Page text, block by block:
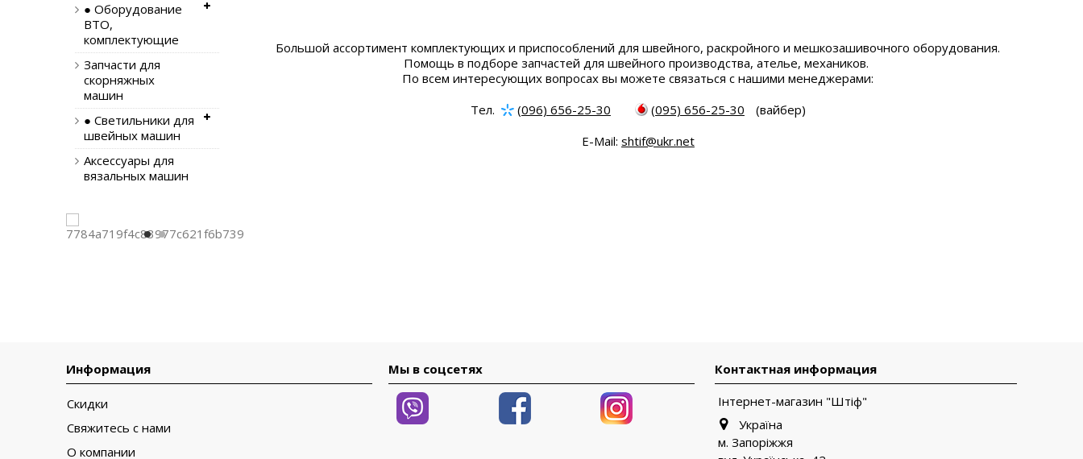
Большой ассортимент комплектующих и приспособлений для швейного, раскройного и мешкозашивочного оборудования.
Помощь в подборе запчастей для швейного производства, ателье, механиков.
По всем интересующих вопросах вы можете связаться с нашими менеджерами:
Тел.
(096) 656-25-30 (095) 656-25-30
(вайбер)
E-Mail: shtif@ukr.net
● Оборудование
ВТО,
комплектующие
Запчасти для
скорняжных
машин
● Светильники для
швейных машин
Аксессуары для
вязальных машин
Информация
Скидки
Свяжитесь с нами
О компании
Мы в соцсетях
Контактная информация
Інтернет-магазин "Штіф"
Україна
м. Запоріжжя